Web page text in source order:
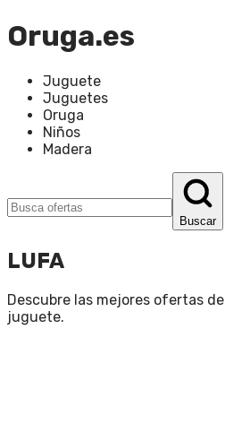
Oruga.es
Juguete
Juguetes
Oruga
Niños
Madera
Buscar
LUFA
Descubre las mejores ofertas de
juguete.